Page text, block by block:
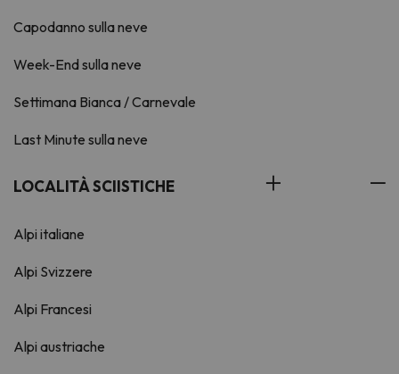
Capodanno sulla neve
Week-End sulla neve
Settimana Bianca / Carnevale
Last Minute sulla neve
LOCALITÀ SCIISTICHE
Alpi italiane
Alpi Svizzere
Alpi Francesi
Alpi austriache